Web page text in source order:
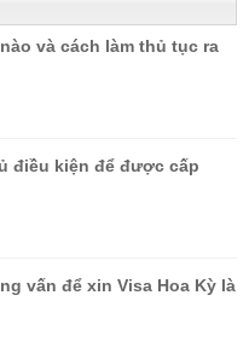
và cách làm thủ tục ra
điều kiện để được cấp
vấn để xin Visa Hoa Kỳ là